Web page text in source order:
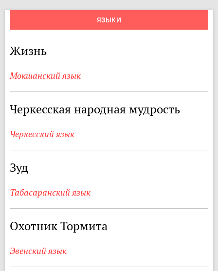
ЯЗЫКИ
Жизнь
Мокшанский язык
Черкесская народная мудрость
Черкесский язык
Зуд
Табасаранский язык
Охотник Тормита
Эвенский язык